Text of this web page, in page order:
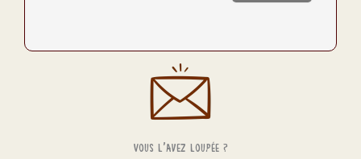
Vous l’avez loupée ?